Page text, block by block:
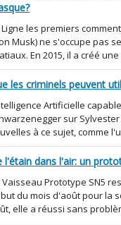
Ligne les premiers
Musk) ne s'occupe pas
En 2015, il a créé
les criminels peuvent
Artificielle
sur
à ce sujet, comme
l'étain dans l'air: un
Vaisseau Prototype SN5
du mois d'août pour la
elle a réussi sans